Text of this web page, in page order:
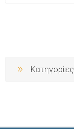
Κατηγορίες